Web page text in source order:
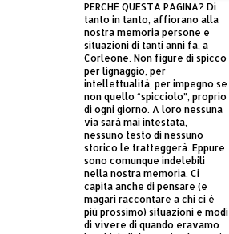
PERCHÈ QUESTA PAGINA? Di
tanto in tanto, affiorano alla
nostra memoria persone e
situazioni di tanti anni fa, a
Corleone. Non figure di spicco
per lignaggio, per
intellettualità, per impegno se
non quello “spicciolo”, proprio
di ogni giorno. A loro nessuna
via sarà mai intestata,
nessuno testo di nessuno
storico le tratteggerà. Eppure
sono comunque indelebili
nella nostra memoria. Ci
capita anche di pensare (e
magari raccontare a chi ci è
più prossimo) situazioni e modi
di vivere di quando eravamo